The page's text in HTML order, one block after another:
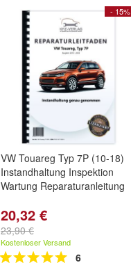
- 15%
VW Touareg Typ 7P (10-18)
Instandhaltung Inspektion
Wartung Reparaturanleitung
20,32 €
23,90 €
Kostenloser Versand
6